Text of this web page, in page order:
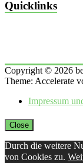
Quicklinks
Copyright © 2026
Theme: Accelerate
Impressum
Close
Durch die weitere
von Cookies zu.